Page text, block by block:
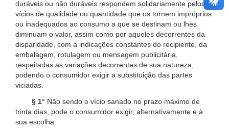
duráveis ou não duráveis respondem solidariamente pelos
vícios de qualidade ou quantidade que os tornem impróprios
ou inadequados ao consumo a que se destinam ou lhes
diminuam o valor, assim como por aqueles decorrentes da
disparidade, com a indicações constantes do recipiente, da
embalagem, rotulagem ou mensagem publicitária,
respeitadas as variações decorrentes de sua natureza,
podendo o consumidor exigir a substituição das partes
viciadas.
§ 1° Não sendo o vício sanado no prazo máximo de
trinta dias, pode o consumidor exigir, alternativamente e à
sua escolha: